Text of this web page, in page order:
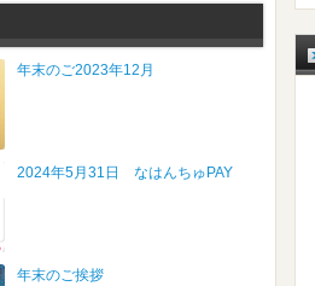
年末のご2023年12月
2024年5月31日 なはんちゅPAY
年末のご挨拶